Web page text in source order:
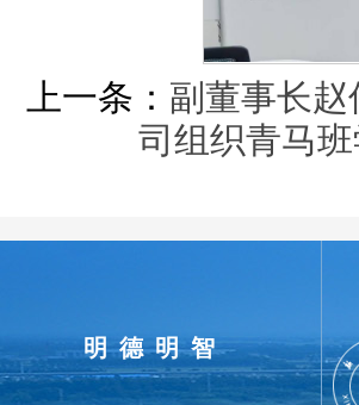
上一条： 副董事长
司组织青马
明德明智